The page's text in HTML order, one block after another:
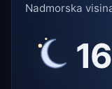
Nadmorska
16